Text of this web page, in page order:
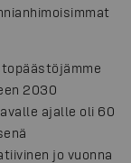
2030
ajalle oli 60
jo vuonna